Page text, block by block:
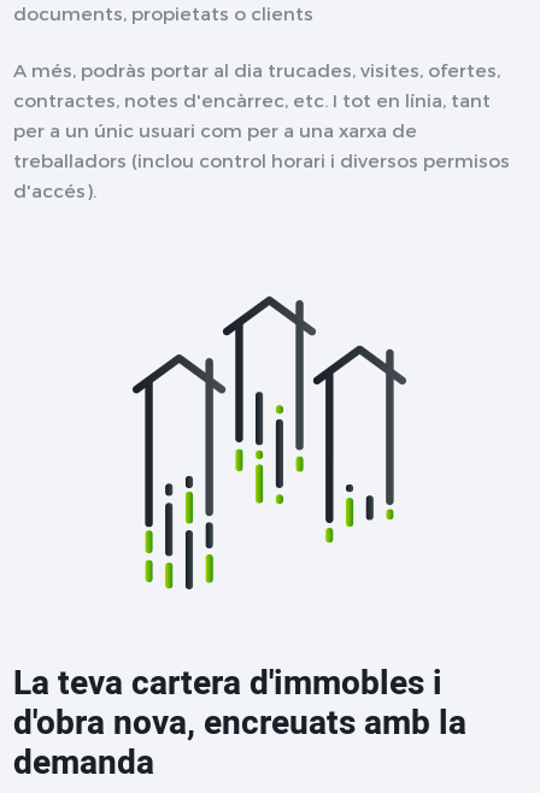
documents, propietats o clients
A més, podràs portar al dia trucades, visites, ofertes,
contractes, notes d'encàrrec, etc. I tot en línia, tant
per a un únic usuari com per a una xarxa de
treballadors (inclou control horari i diversos permisos
d'accés).
La teva cartera d'immobles i
d'obra nova, encreuats amb la
demanda